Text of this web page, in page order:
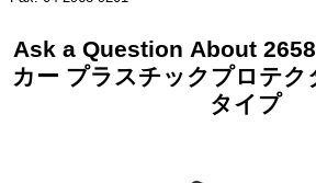
Ask a Question About
カー プラスチックプロテク
タイプ